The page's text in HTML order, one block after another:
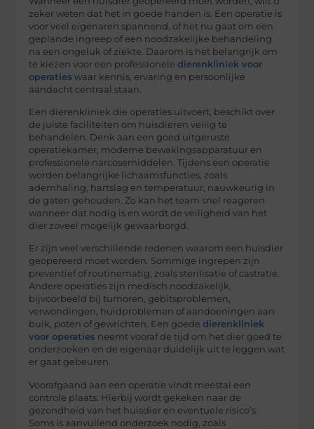
zeker weten dat het in goede handen is. Een operatie is
voor veel eigenaren spannend, of het nu gaat om een
geplande ingreep of een noodzakelijke behandeling
na een ongeluk of ziekte. Daarom is het belangrijk om
te kiezen voor een professioneledierenkliniek voor
operaties waar kennis, ervaring en persoonlijke
aandacht centraal staan.
Een dierenkliniek die operaties uitvoert, beschikt over
de juiste faciliteiten om huisdieren veilig te
behandelen. Denk aan een goed uitgeruste
operatiekamer, moderne bewakingsapparatuur en
professionele narcosemiddelen. Tijdens een operatie
worden belangrijke lichaamsfuncties, zoals
ademhaling, hartslag en temperatuur, nauwkeurig in
de gaten gehouden. Zo kan het team snel reageren
wanneer dat nodig is en wordt de veiligheid van het
dier zoveel mogelijk gewaarborgd.
Er zijn veel verschillende redenen waarom een huisdier
geopereerd moet worden. Sommige ingrepen zijn
preventief of routinematig, zoals sterilisatie of castratie.
Andere operaties zijn medisch noodzakelijk,
bijvoorbeeld bij tumoren, gebitsproblemen,
verwondingen, huidproblemen of aandoeningen aan
buik, poten of gewrichten. Een goededierenkliniek
voor operaties neemt vooraf de tijd om het dier goed te
onderzoeken en de eigenaar duidelijk uit te leggen wat
er gaat gebeuren.
Voorafgaand aan een operatie vindt meestal een
controle plaats. Hierbij wordt gekeken naar de
gezondheid van het huisdier en eventuele risico’s.
Soms is aanvullend onderzoek nodig, zoals